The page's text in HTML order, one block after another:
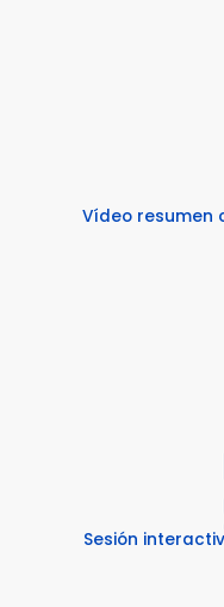
Vídeo resumen
Sesión